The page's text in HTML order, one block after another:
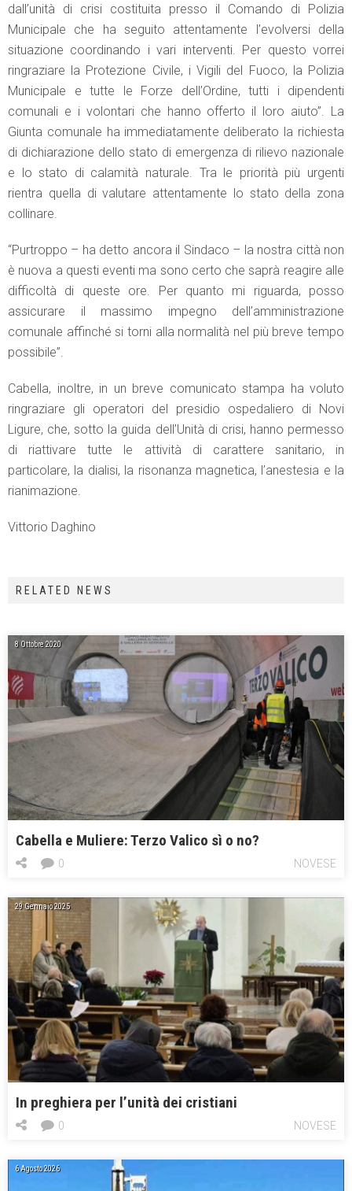
dall’unità di crisi costituita presso il Comando di Polizia
Municipale che ha seguito attentamente l’evolversi della
situazione coordinando i vari interventi. Per questo vorrei
ringraziare la Protezione Civile, i Vigili del Fuoco, la Polizia
Municipale e tutte le Forze dell’Ordine, tutti i dipendenti
comunali e i volontari che hanno offerto il loro aiuto”. La
Giunta comunale ha immediatamente deliberato la richiesta
di dichiarazione dello stato di emergenza di rilievo nazionale
e lo stato di calamità naturale. Tra le priorità più urgenti
rientra quella di valutare attentamente lo stato della zona
collinare.
“Purtroppo – ha detto ancora il Sindaco – la nostra città non
è nuova a questi eventi ma sono certo che saprà reagire alle
difficoltà di queste ore. Per quanto mi riguarda, posso
assicurare il massimo impegno dell’amministrazione
comunale affinché si torni alla normalità nel più breve tempo
possibile”.
Cabella, inoltre, in un breve comunicato stampa ha voluto
ringraziare gli operatori del presidio ospedaliero di Novi
Ligure, che, sotto la guida dell’Unità di crisi, hanno permesso
di riattivare tutte le attività di carattere sanitario, in
particolare, la dialisi, la risonanza magnetica, l’anestesia e la
rianimazione.
Vittorio Daghino
RELATED NEWS
8 Ottobre 2020
Cabella e Muliere: Terzo Valico sì o no?
NOVESE
0
29 Gennaio 2025
In preghiera per l’unità dei cristiani
NOVESE
0
6 Agosto 2026